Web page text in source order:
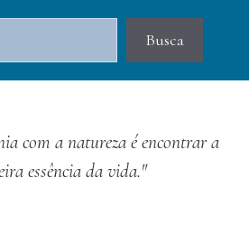
Busca
com a natureza é encontrar a
essência da vida."